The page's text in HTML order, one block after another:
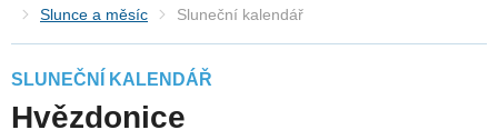
Slunce a měsíc
Sluneční kalendář
SLUNEČNÍ KALENDÁŘ
Hvězdonice